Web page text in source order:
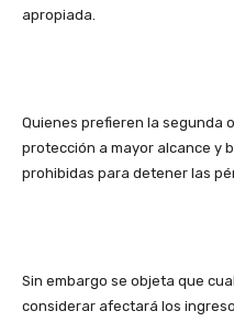
apropiada.
Quienes prefieren la segunda
protección a mayor alcance y
prohibidas para detener las
Sin embargo se objeta que
considerar afectará los